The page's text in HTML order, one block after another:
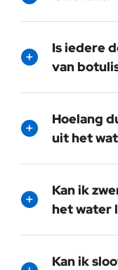
Is iedere
van
Hoelang
uit het
Kan ik
het water
Kan ik